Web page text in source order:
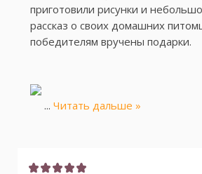
приготовили рисунки и
рассказ о своих домашних
победителям вручены подарки.
... Читать дальше »